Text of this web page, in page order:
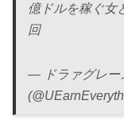
億ドルを稼ぐ女
回
— ドラァグレー